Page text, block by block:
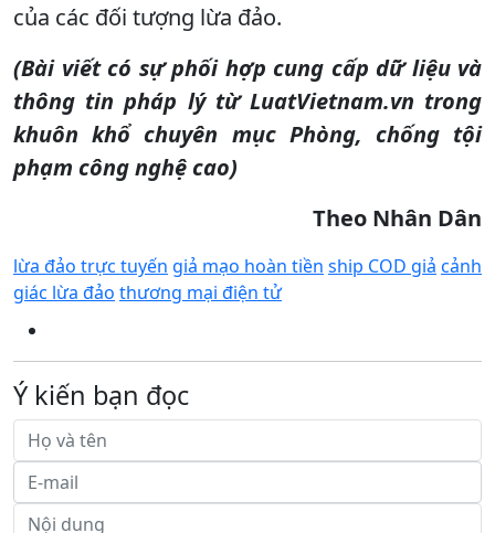
của các đối tượng lừa đảo.
(Bài viết có sự phối hợp cung cấp dữ liệu và
thông tin pháp lý từ LuatVietnam.vn trong
khuôn khổ chuyên mục Phòng, chống tội
phạm công nghệ cao)
Theo Nhân Dân
lừa đảo trực tuyến giả mạo hoàn tiền ship COD giả cảnh
giác lừa đảo thương mại điện tử
Ý kiến bạn đọc